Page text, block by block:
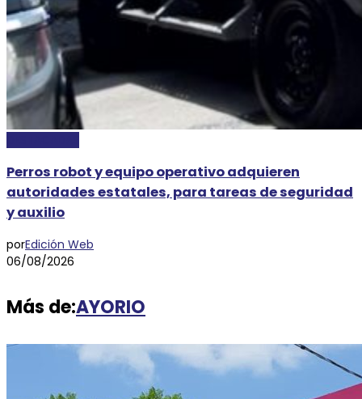
Perros robot y equipo operativo adquieren
autoridades estatales, para tareas de seguridad
y auxilio
porEdición Web
06/08/2026
Más de:AYORIO